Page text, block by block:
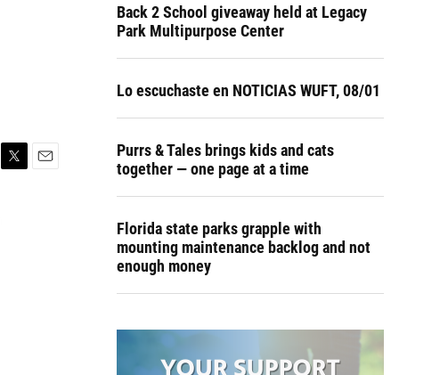
Back 2 School giveaway held at Legacy
Park Multipurpose Center
Lo escuchaste en NOTICIAS WUFT, 08/01
Purrs & Tales brings kids and cats
together — one page at a time
Florida state parks grapple with
mounting maintenance backlog and not
enough money